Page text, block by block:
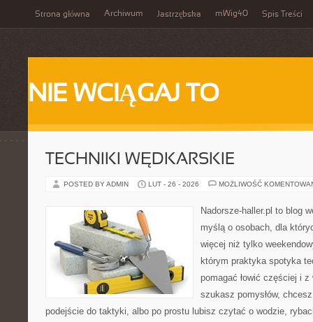
Strona główna Archiwum Jastrzębska mWig40 Spis Treści
NIE WCIĄGAJ TO
TECHNIKI WĘDKARSKIE
POSTED BY ADMIN LUT - 26 - 2026 MOŻLIWOŚĆ
Nadorsze-haller.pl to blog
myślą o osobach, dla
więcej niż tylko
którym praktyka spotyka
pomagać łowić częściej i
szukasz pomysłów,
podejście do taktyki, albo po prostu lubisz czytać o wodzie,